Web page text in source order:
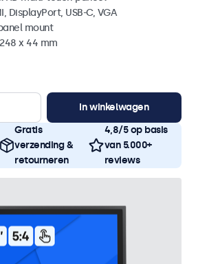
DisplayPort, USB-C, VGA
mount
x 44 mm
In winkelwagen
Gratis
verzending &
retourneren
4,8/5 op basis
van 5.000+
reviews